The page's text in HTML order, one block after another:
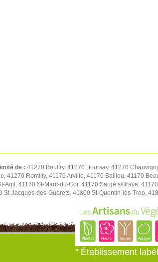
de : 41270 Bouffry, 41270 Boursay, 41270
41270 Romilly, 41170 Arville, 41170 Baillou, 41170
Agil, 41170 St-Marc-du-Cor, 41170 Sargé s/Braye,
St-Jacques-des-Guérets, 41800 St-Quentin-lès-Troo,
" Établissement